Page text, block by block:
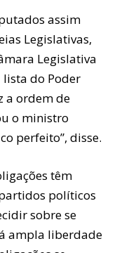
assim
Legislativas,
Legislativa
do Poder
a ordem de
o ministro
perfeito”, disse.
têm
políticos
sobre se
ampla liberdade